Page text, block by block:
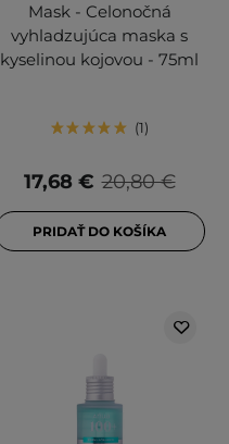
Mask - Celonočná
vyhladzujúca maska s
kyselinou kojovou - 75ml
1
20,80 €
17,68 €
PRIDAŤ DO KOŠÍKA